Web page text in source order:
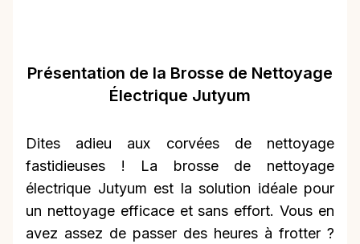
Présentation de la Brosse de Nettoyage
Électrique Jutyum
Dites adieu aux corvées de nettoyage
fastidieuses ! La brosse de nettoyage
électrique Jutyum est la solution idéale pour
un nettoyage efficace et sans effort. Vous en
avez assez de passer des heures à frotter ?